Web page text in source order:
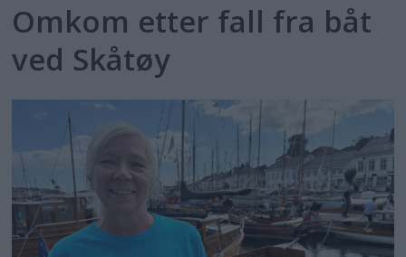
Omkom etter fall fra båt
ved Skåtøy